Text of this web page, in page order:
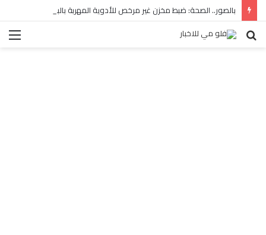
بالصور.. الصحة: ضبط مخزن غير مرخص للأدوية المهربة بالبساتين
بحث